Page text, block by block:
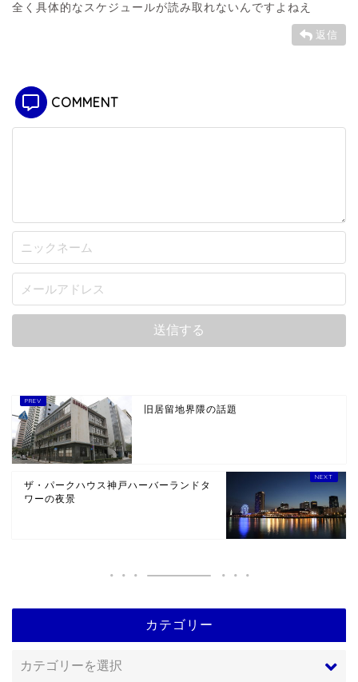
全く具体的なスケジュールが読み取れないんですよねえ
返信
COMMENT
旧居留地界隈の話題
ザ・パークハウス神戸ハーバーランドタ
ワーの夜景
カテゴリー